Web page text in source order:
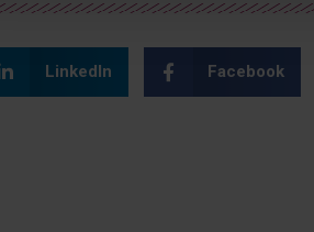
LinkedIn Facebook